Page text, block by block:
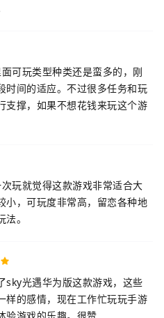
可玩类型种类还是蛮多的，刚
时间的适应。不过很多任务和玩
支撑，如果不想花钱来玩这个游
玩就觉得这款游戏非常适合大
小，可玩度非常高，留恋各种地
。
sky光遇华为版这款游戏，这些
样的感情，现在工作忙玩玩手游